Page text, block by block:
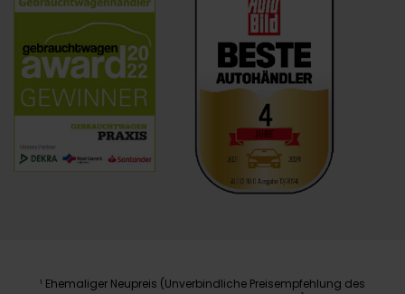
1 Ehemaliger Neupreis (Unverbindliche Preisempfehlung des